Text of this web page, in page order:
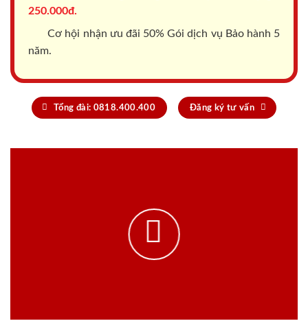
250.000đ.
Cơ hội nhận ưu đãi 50% Gói dịch vụ Bảo hành 5
năm.
Tổng đài: 0818.400.400 Đăng ký tư vấn